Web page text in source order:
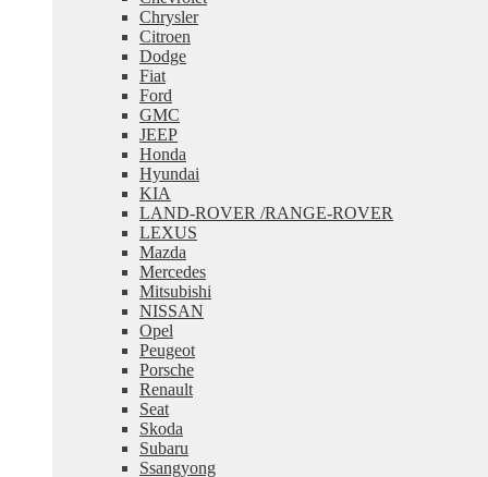
Chrysler
Citroen
Dodge
Fiat
Ford
GMC
JEEP
Honda
Hyundai
KIA
LAND-ROVER /RANGE-ROVER
LEXUS
Mazda
Mercedes
Mitsubishi
NISSAN
Opel
Peugeot
Porsche
Renault
Seat
Skoda
Subaru
Ssangyong